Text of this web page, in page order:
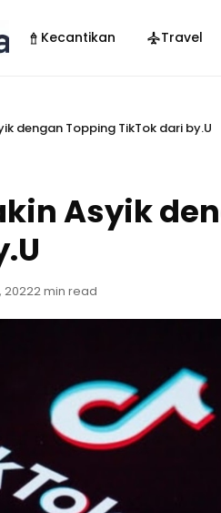
Kecantikan Travel
dengan Topping TikTok dari by.U
Asyik
20222 min read